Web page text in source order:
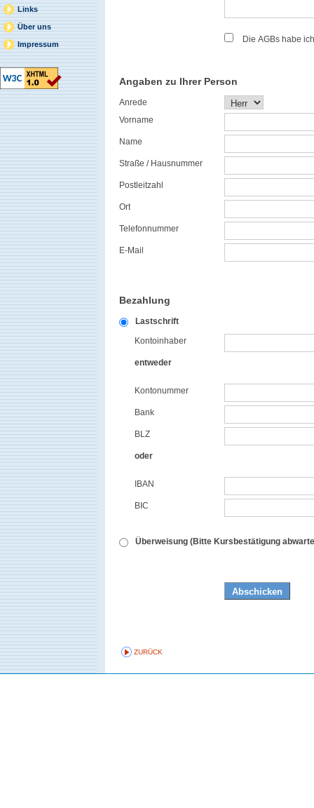
Links
Über uns
Impressum Die AGBs habe
Angaben zu Ihrer Person
Anrede
Vorname
Name
Straße / Hausnummer
Postleitzahl
Ort
Telefonnummer
E-Mail
Bezahlung
Lastschrift
Kontoinhaber
entweder
Kontonummer
Bank
BLZ
oder
IBAN
BIC
Überweisung (Bitte Kursbestätigung
ZURÜCK